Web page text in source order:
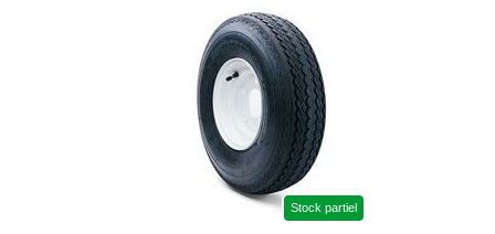
Stock partiel